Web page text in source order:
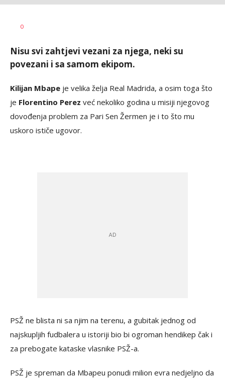
AUTOR
0
Nisu svi zahtjevi vezani za njega, neki su
povezani i sa samom ekipom.
Kilijan Mbape je velika želja Real Madrida, a osim toga što
je Florentino Perez već nekoliko godina u misiji njegovog
dovođenja problem za Pari Sen Žermen je i to što mu
uskoro ističe ugovor.
PSŽ ne blista ni sa njim na terenu, a gubitak jednog od
najskupljih fudbalera u istoriji bio bi ogroman hendikep čak i
za prebogate kataske vlasnike PSŽ-a.
PSŽ je spreman da Mbapeu ponudi milion evra nedjeljno da